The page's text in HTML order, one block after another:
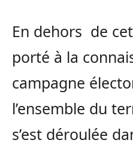
En dehors de
porté à la
campagne
l’ensemble du
s’est déroulée